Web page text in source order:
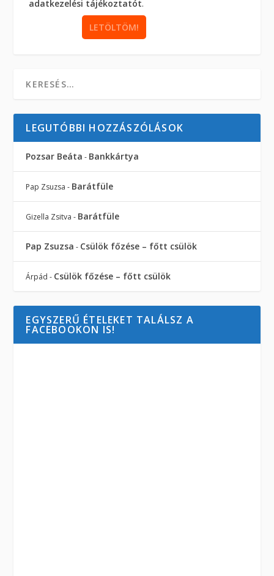
adatkezelési tájékoztatót.
LEGUTÓBBI HOZZÁSZÓLÁSOK
Pozsar Beáta - Bankkártya
Pap Zsuzsa - Barátfüle
Gizella Zsitva - Barátfüle
Pap Zsuzsa - Csülök főzése – főtt csülök
Árpád - Csülök főzése – főtt csülök
EGYSZERŰ ÉTELEKET TALÁLSZ A
FACEBOOKON IS!